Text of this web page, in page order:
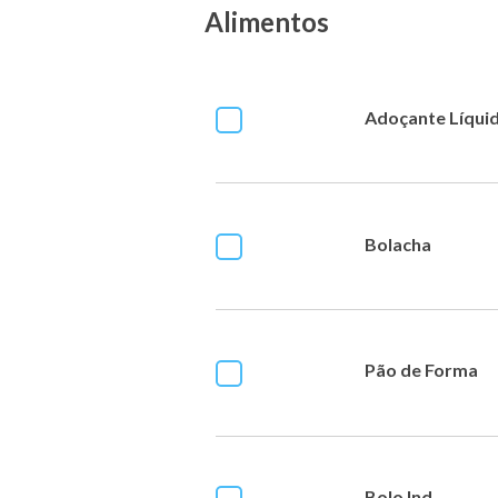
Alimentos
Adoçante
Bolacha
Pão de Forma